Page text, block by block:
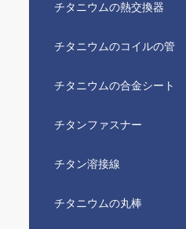
チタニウムの熱交換器
チタニウムのコイルの管
チタニウムの合金シート
チタンファスナー
チタン溶接線
チタニウムの丸棒